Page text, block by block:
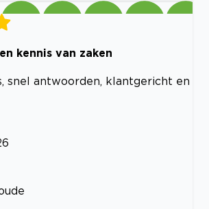
kennis van zaken
snel antwoorden, klantgericht en